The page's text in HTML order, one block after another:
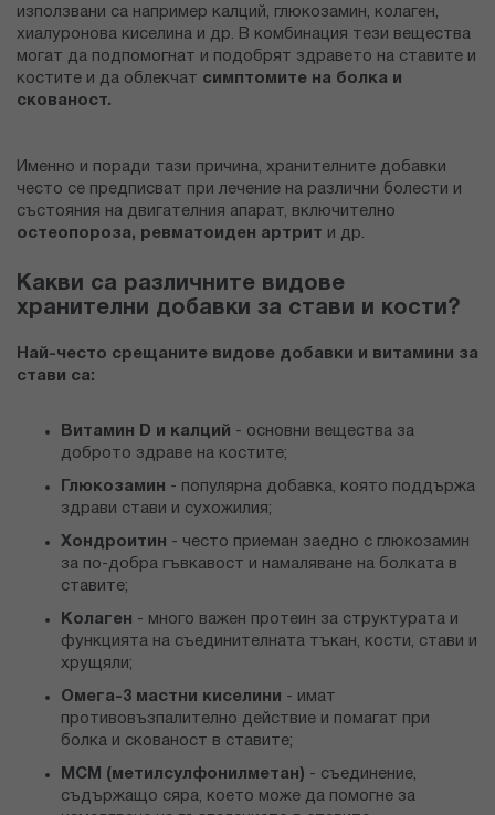
използвани са например калций, глюкозамин, колаген,
хиалуронова киселина и др. В комбинация тези вещества
могат да подпомогнат и подобрят здравето на ставите и
костите и да облекчат симптомите на болка и
скованост.
Именно и поради тази причина, хранителните добавки
често се предписват при лечение на различни болести и
състояния на двигателния апарат, включително
остеопороза, ревматоиден артрит и др.
Какви са различните видове
хранителни добавки за стави и кости?
Най-често срещаните видове добавки и витамини за
стави са:
Витамин D и калций - основни вещества за
доброто здраве на костите;
Глюкозамин - популярна добавка, която поддържа
здрави стави и сухожилия;
Хондроитин - често приеман заедно с глюкозамин
за по-добра гъвкавост и намаляване на болката в
ставите;
Колаген - много важен протеин за структурата и
функцията на съединителната тъкан, кости, стави и
хрущяли;
Омега-3 мастни киселини - имат
противовъзпалително действие и помагат при
болка и скованост в ставите;
MCM (метилсулфонилметан) - съединение,
съдържащо сяра, което може да помогне за